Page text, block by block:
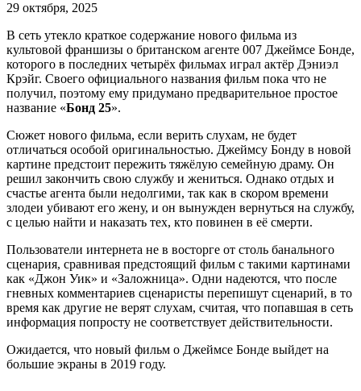
29 октября, 2025
В сеть утекло краткое содержание нового фильма из
культовой франшизы о британском агенте 007 Джеймсе Бонде,
которого в последних четырёх фильмах играл актёр Дэниэл
Крэйг. Своего официального названия фильм пока что не
получил, поэтому ему придумано предварительное простое
название «Бонд 25».
Сюжет нового фильма, если верить слухам, не будет
отличаться особой оригинальностью. Джеймсу Бонду в новой
картине предстоит пережить тяжёлую семейную драму. Он
решил закончить свою службу и жениться. Однако отдых и
счастье агента были недолгими, так как в скором времени
злодеи убивают его жену, и он вынужден вернуться на службу,
с целью найти и наказать тех, кто повинен в её смерти.
Пользователи интернета не в восторге от столь банального
сценария, сравнивая предстоящий фильм с такими картинами
как «Джон Уик» и «Заложница». Одни надеются, что после
гневных комментариев сценаристы перепишут сценарий, в то
время как другие не верят слухам, считая, что попавшая в сеть
информация попросту не соответствует действительности.
Ожидается, что новый фильм о Джеймсе Бонде выйдет на
большие экраны в 2019 году.